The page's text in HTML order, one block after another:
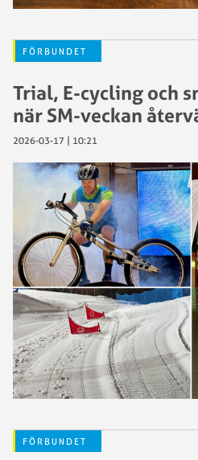
FÖRBUNDET
Trial, E-cycling och
när SM-veckan
2026-03-17 | 10:21
FÖRBUNDET